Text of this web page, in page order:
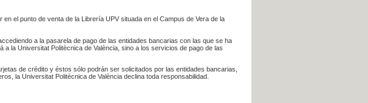
el punto de venta de la Librería UPV situada en el Campus de Vera de la
a la pasarela de pago de las entidades bancarias con las que se ha
la Universitat Politècnica de València, sino a los servicios de pago de las
de crédito y éstos sólo podrán ser solicitados por las entidades bancarias,
la Universitat Politècnica de València declina toda responsabilidad.